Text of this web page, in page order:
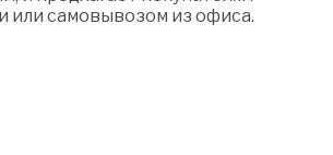
или самовывозом из офиса.